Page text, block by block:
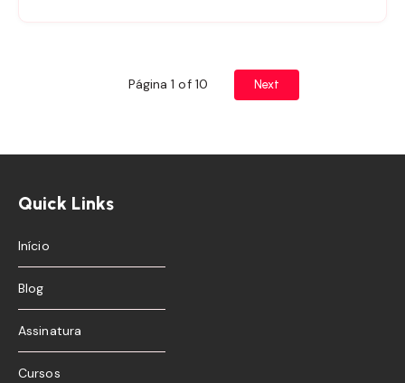
Página 1 of 10 Next
Quick Links
Início
Blog
Assinatura
Cursos